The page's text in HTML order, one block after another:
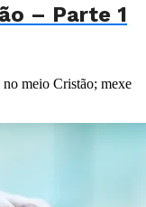
– Parte 1
no meio Cristão; mexe